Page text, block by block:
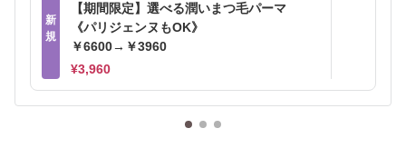
新
規
【期間限定】選べる潤いまつ毛パーマ
《パリジェンヌもOK》
￥6600→￥3960
¥3,960